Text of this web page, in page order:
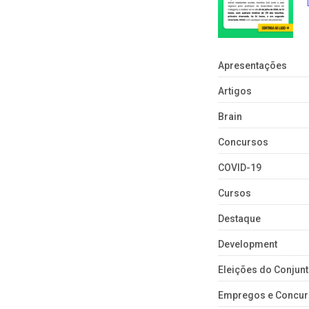
Apresentações
Artigos
Brain
Concursos
COVID-19
Cursos
Destaque
Development
Eleições do
Empregos e